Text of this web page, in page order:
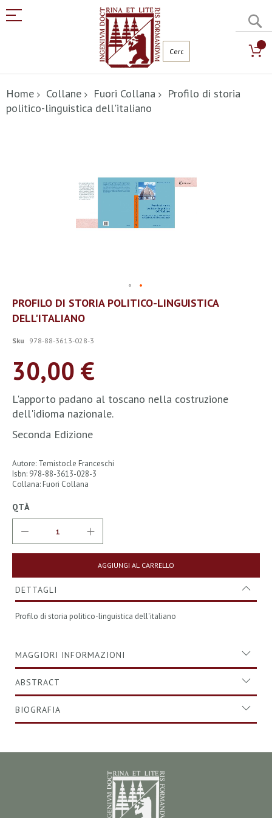
al
contenuto
Home Collane Fuori Collana
Profilo di storia
politico-linguistica dell'italiano
Vai
all'inizio
della
di
PROFILO DI STORIA POLITICO-LINGUISTICA
DELL'ITALIANO
Sku 978-88-3613-028-3
30,00 €
L'apporto padano al toscano nella costruzione
dell'idioma nazionale.
Seconda Edizione
Autore: Temistocle Franceschi
Isbn: 978-88-3613-028-3
Collana: Fuori Collana
QTÀ
AGGIUNGI AL CARRELLO
DETTAGLI
Profilo di storia politico-linguistica dell'italiano
MAGGIORI INFORMAZIONI
ABSTRACT
BIOGRAFIA